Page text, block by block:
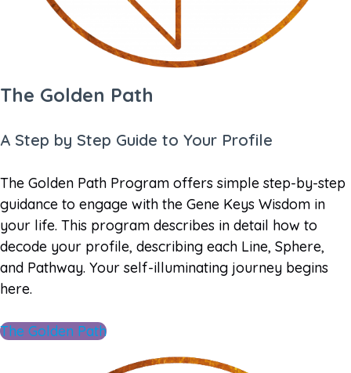
The Golden Path
A Step by Step Guide to Your Profile
The Golden Path Program offers simple step-by-step
guidance to engage with the Gene Keys Wisdom in
your life. This program describes in detail how to
decode your profile, describing each Line, Sphere,
and Pathway. Your self-illuminating journey begins
here.
The Golden Path